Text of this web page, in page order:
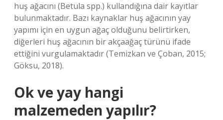
huş ağacını (Betula spp.) kullandığına dair kayıtlar
bulunmaktadır. Bazı kaynaklar huş ağacının yay
yapımı için en uygun ağaç olduğunu belirtirken,
diğerleri huş ağacının bir akçaağaç türünü ifade
ettiğini vurgulamaktadır (Temizkan ve Çoban, 2015;
Göksu, 2018).
Ok ve yay hangi
malzemeden yapılır?